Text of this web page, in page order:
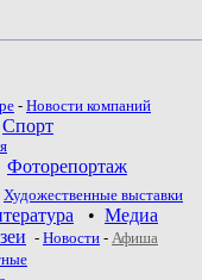
- Новости компаний
Спорт
Фоторепортаж
Художественные выставки
• Медиа
- Новости - Афиша